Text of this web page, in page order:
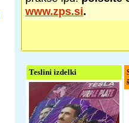
www.zps.si.
Teslini izdelki